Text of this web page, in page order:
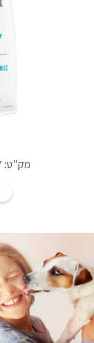
מק"ט: 8595602558957